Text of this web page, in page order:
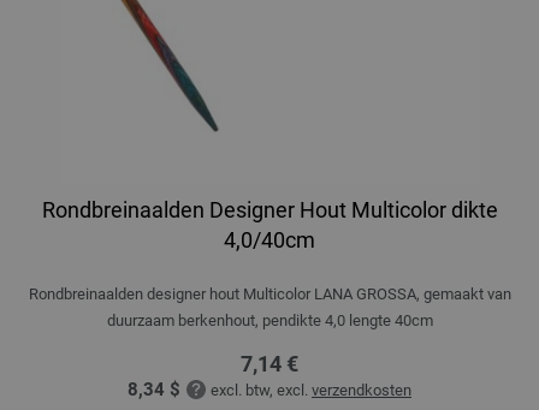
Rondbreinaalden Designer Hout Multicolor dikte
4,0/40cm
Rondbreinaalden designer hout Multicolor LANA GROSSA, gemaakt van
duurzaam berkenhout, pendikte 4,0 lengte 40cm
7,14 €
8,34 $ excl. btw, excl. verzendkosten